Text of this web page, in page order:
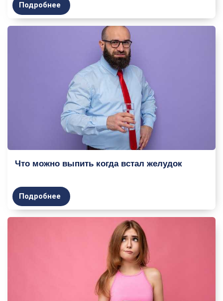
Подробнее
Что можно выпить когда встал желудок
Подробнее